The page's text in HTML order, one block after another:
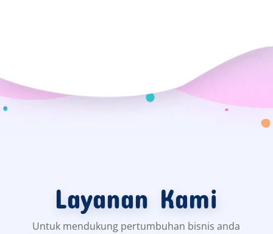
Layanan Kami
Untuk mendukung pertumbuhan bisnis anda